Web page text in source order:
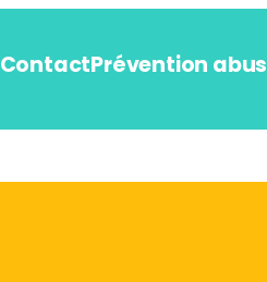
ContactPrévention abus